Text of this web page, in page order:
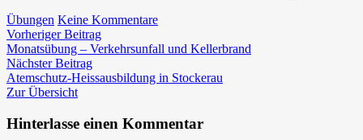
Übungen Keine Kommentarezu
in
Beitragsnavigation
Vorheriger BeitragVorheriger
Beitrag:
Monatsübung – Verkehrsunfall und Kellerbrand
Nächster BeitragNächster
Beitrag:
Atemschutz-Heissausbildung in Stockerau
Zur Übersicht
Hinterlasse einen Kommentar